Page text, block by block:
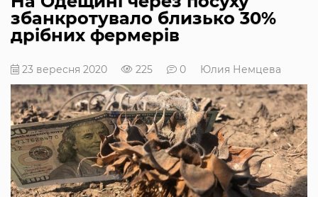
збанкротувало близько 30%
дрібних фермерів
23 вересня 2020 225 0 Юлия Немцева